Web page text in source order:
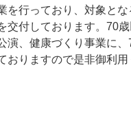
行っており、対象と
付しております。70
演、健康づくり事業に
りますので是非御利用